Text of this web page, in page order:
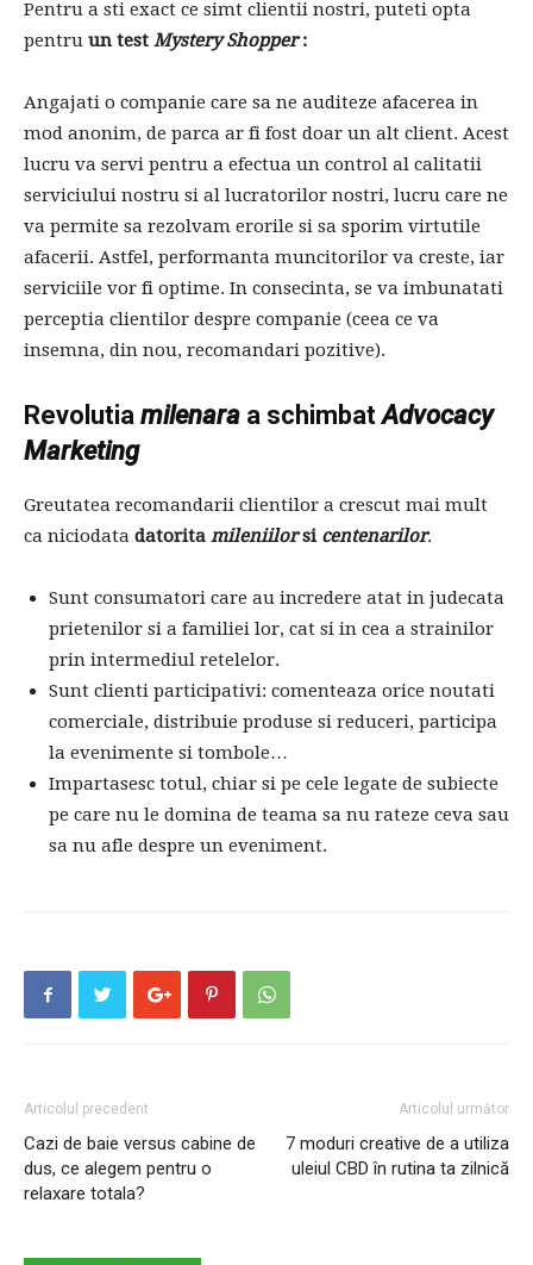
Pentru a sti exact ce simt clientii nostri, puteti opta
pentru un test Mystery Shopper:
Angajati o companie care sa ne auditeze afacerea in
mod anonim, de parca ar fi fost doar un alt client. Acest
lucru va servi pentru a efectua un control al calitatii
serviciului nostru si al lucratorilor nostri, lucru care ne
va permite sa rezolvam erorile si sa sporim virtutile
afacerii. Astfel, performanta muncitorilor va creste, iar
serviciile vor fi optime. In consecinta, se va imbunatati
perceptia clientilor despre companie (ceea ce va
insemna, din nou, recomandari pozitive).
Revolutia milenara a schimbatAdvocacy
Marketing
Greutatea recomandarii clientilor a crescut mai mult
ca niciodata datorita mileniilorsi centenarilor.
Sunt consumatori care au incredere atat in ​​judecata
prietenilor si a familiei lor, cat si in cea a strainilor
prin intermediul retelelor.
Sunt clienti participativi: comenteaza orice noutati
comerciale, distribuie produse si reduceri, participa
la evenimente si tombole…
Impartasesc totul, chiar si pe cele legate de subiecte
pe care nu le domina de teama sa nu rateze ceva sau
sa nu afle despre un eveniment.
Articolul precedent
Cazi de baie versus cabine de
dus, ce alegem pentru o
relaxare totala?
Articolul următor
7 moduri creative de a utiliza
uleiul CBD în rutina ta zilnică